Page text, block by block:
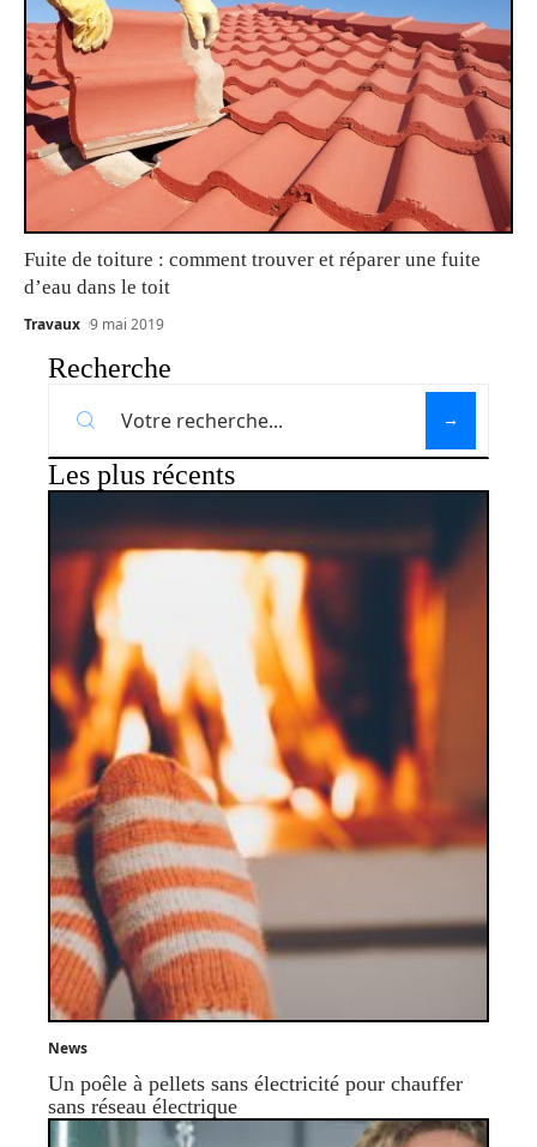
Fuite de toiture : comment trouver et réparer une fuite
d’eau dans le toit
Travaux 9 mai 2019
Recherche
Les plus récents
News
Un poêle à pellets sans électricité pour chauffer
sans réseau électrique